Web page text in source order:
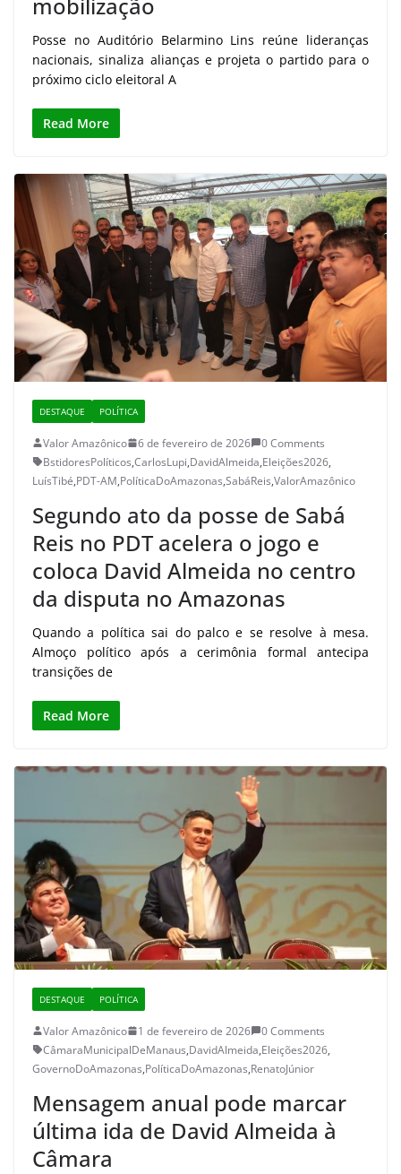
mobilização
Posse no Auditório Belarmino Lins reúne lideranças
nacionais, sinaliza alianças e projeta o partido para o
próximo ciclo eleitoral A
Read More
DESTAQUE POLÍTICA
Valor Amazônico 6 de fevereiro de 2026
0 Comments
BstidoresPolíticos,CarlosLupi,DavidAlmeida,Eleições2026,
LuísTibé,PDT-AM,PolíticaDoAmazonas,SabáReis,ValorAmazônico
Segundo ato da posse de Sabá
Reis no PDT acelera o jogo e
coloca David Almeida no centro
da disputa no Amazonas
Quando a política sai do palco e se resolve à mesa.
Almoço político após a cerimônia formal antecipa
transições de
Read More
DESTAQUE POLÍTICA
Valor Amazônico 1 de fevereiro de 2026
0 Comments
CâmaraMunicipalDeManaus,DavidAlmeida,Eleições2026,
GovernoDoAmazonas,PolíticaDoAmazonas,RenatoJúnior
Mensagem anual pode marcar
última ida de David Almeida à
Câmara